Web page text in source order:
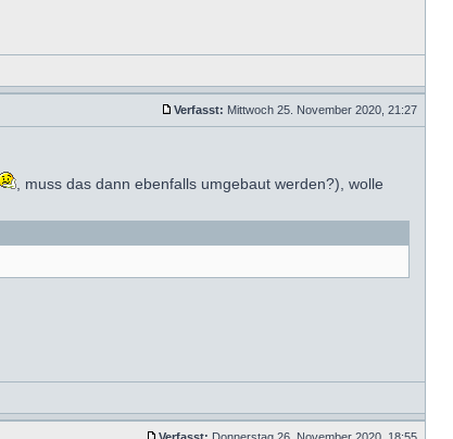
Verfasst: Mittwoch 25. November 2020, 21:27
, muss das dann ebenfalls umgebaut werden?), wolle